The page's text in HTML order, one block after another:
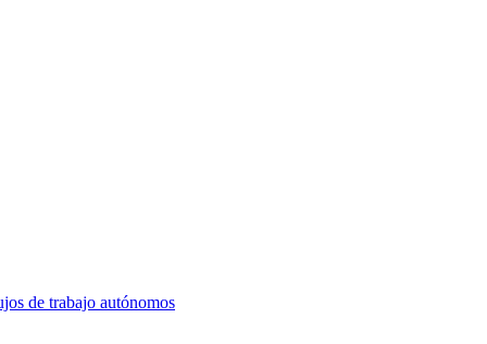
de trabajo autónomos